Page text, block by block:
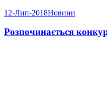
12-Лип-2018Новини
Розпочинається